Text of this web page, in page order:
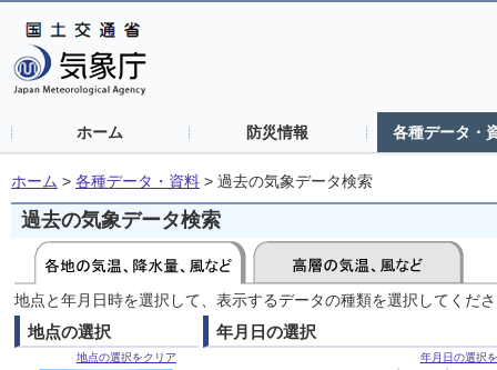
ホーム 防災情報 各種データ・
ホーム > 各種データ・資料 > 過去の気象データ検索
過去の気象データ検索
地点と年月日時を選択して、表示するデータの種類を選択してくだ
地点の選択
地点の選択をクリア
年月日の選択
年月日の選択